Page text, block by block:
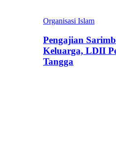
Organisasi Islam
Pengajian
Keluarga, LDII
Tangga